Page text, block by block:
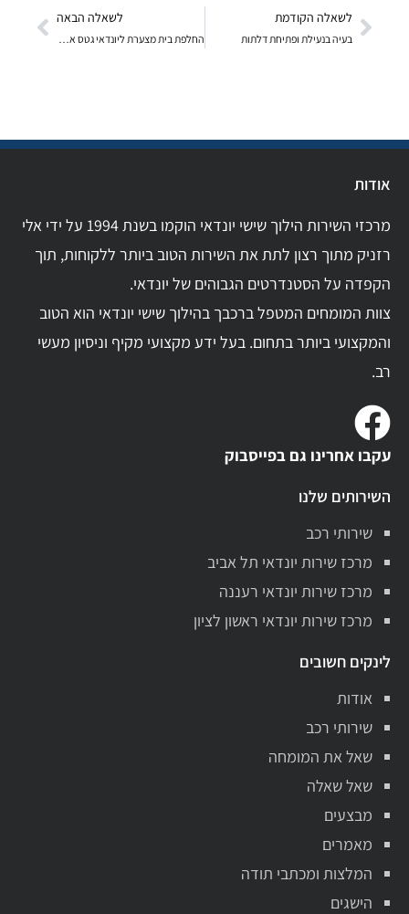
לשאלה הקודמת
בעיה בנעילת ופתיחת דלתות
לשאלה הבאה
אודות
מרכזי השירות הילוך שישי יונדאי הוקמו בשנת 1994 על ידי אלי
רזניק מתוך רצון לתת את השירות הטוב ביותר ללקוחות, תוך
הקפדה על הסטנדרטים הגבוהים של יונדאי.
צוות המומחים המטפל ברכבך בהילוך שישי יונדאי הוא הטוב
והמקצועי ביותר בתחום. בעל ידע מקצועי מקיף וניסיון מעשי
רב.
עקבו אחרינו גם בפייסבוק
השירותים שלנו
שירותי רכב
מרכז שירות יונדאי תל אביב
מרכז שירות יונדאי רעננה
מרכז שירות יונדאי ראשון לציון
לינקים חשובים
אודות
שירותי רכב
שאל את המומחה
שאל שאלה
מבצעים
מאמרים
המלצות ומכתבי תודה
הישגים